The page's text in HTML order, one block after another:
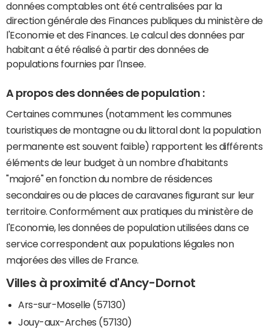
données comptables ont été centralisées par la
direction générale des Finances publiques du ministère de
l'Economie et des Finances. Le calcul des données par
habitant a été réalisé à partir des données de
populations fournies par l'Insee.
A propos des données de population :
Certaines communes (notamment les communes
touristiques de montagne ou du littoral dont la population
permanente est souvent faible) rapportent les différents
éléments de leur budget à un nombre d'habitants
"majoré" en fonction du nombre de résidences
secondaires ou de places de caravanes figurant sur leur
territoire. Conformément aux pratiques du ministère de
l'Economie, les données de population utilisées dans ce
service correspondent aux populations légales non
majorées des villes de France.
Villes à proximité d'Ancy-Dornot
Ars-sur-Moselle (57130)
Jouy-aux-Arches (57130)